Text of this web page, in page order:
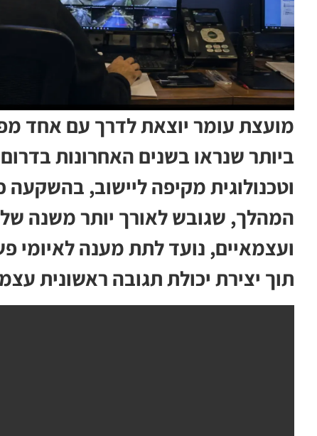
מועצת עומר יוצאת לדרך עם אחד
ביותר שנראו בשנים האחרונות
וטכנולוגית מקיפה ליישוב, בהשקעה כוללת של כ-
המהלך, שגובש לאורך יותר משנה
ועצמאיים, נועד לתת מענה לאיומי
תוך יצירת יכולת תגובה ראשונית